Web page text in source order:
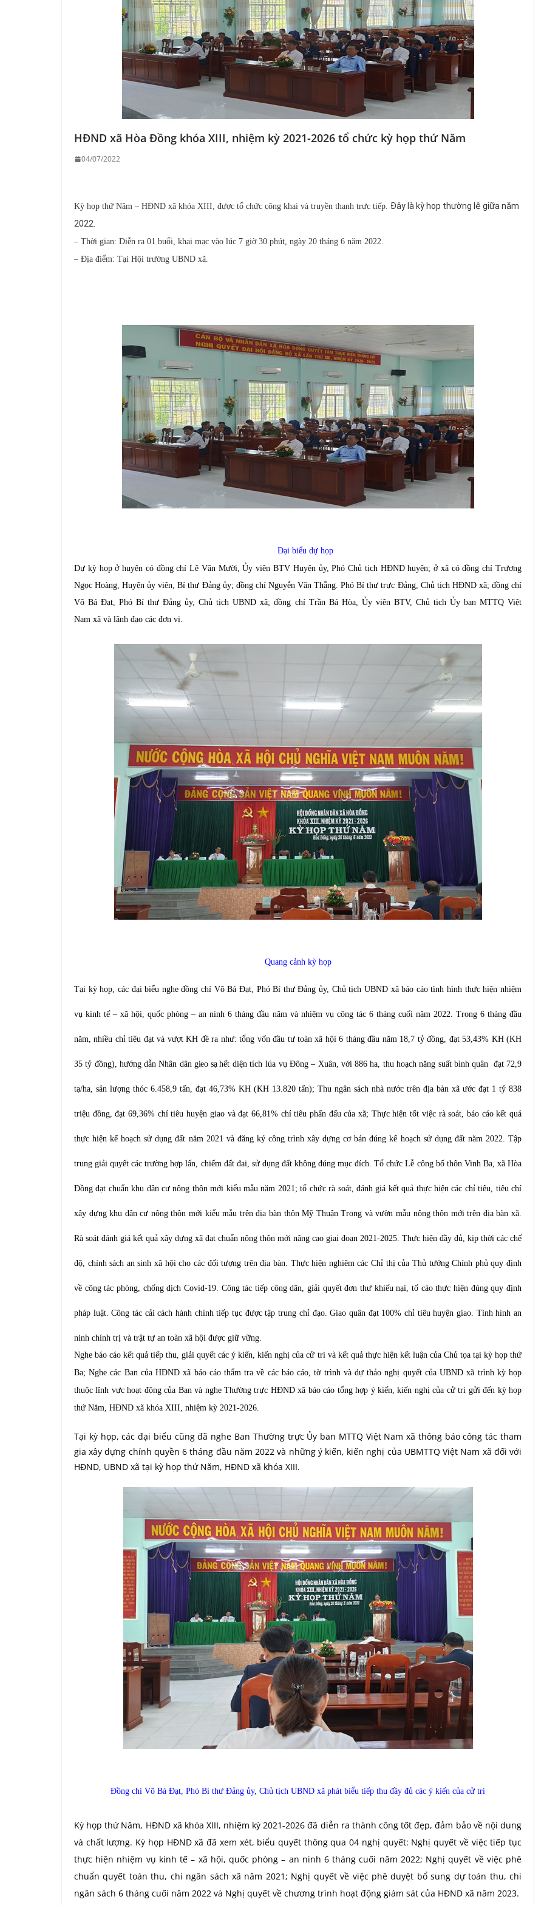
HĐND xã Hòa Đồng khóa XIII, nhiệm kỳ 2021-2026 tổ chức kỳ họp thứ Năm
04/07/2022
Kỳ họp thứ Năm – HĐND xã khóa XIII, được tổ chức công khai và truyền thanh trực tiếp. Đây là kỳ họp thường lệ giữa năm
2022.
– Thời gian: Diễn ra 01 buổi, khai mạc vào lúc 7 giờ 30 phút, ngày 20 tháng 6 năm 2022.
– Địa điểm: Tại Hội trường UBND xã.
Đại biểu dự họp
Dự kỳ họp ở huyện có đồng chí Lê Văn Mười, Ủy viên BTV Huyện ủy, Phó Chủ tịch HĐND huyện; ở xã có đồng chí Trương
Ngọc Hoàng, Huyện ủy viên, Bí thư Đảng ủy; đồng chí Nguyễn Văn Thắng. Phó Bí thư trực Đảng, Chủ tịch HĐND xã; đồng chí
Võ Bá Đạt, Phó Bí thư Đảng ủy, Chủ tịch UBND xã; đồng chí Trần Bá Hòa, Ủy viên BTV, Chủ tịch Ủy ban MTTQ Việt
Nam xã và lãnh đạo các đơn vị.
Quang cảnh kỳ họp
Tại kỳ họp, các đại biểu nghe đồng chí Võ Bá Đạt, Phó Bí thư Đảng ủy, Chủ tịch UBND xã báo cáo tình hình thực hiện nhiệm
vụ kinh tế – xã hội, quốc phòng – an ninh 6 tháng đầu năm và nhiệm vụ công tác 6 tháng cuối năm 2022. Trong 6 tháng đầu
năm, nhiều chỉ tiêu đạt và vượt KH đề ra như: tổng vốn đầu tư toàn xã hội 6 tháng đầu năm 18,7 tỷ đồng, đạt 53,43% KH (KH
35 tỷ đồng), hướng dẫn Nhân dângieo sạhết diện tích lúa vụ Đông – Xuân, với 886 ha, thu hoạch năng suất bình quân đạt 72,9
tạ/ha sản lượng thóc 6.458,9 tấn, đạt 46,73% KH (KH 13.820 tấn); Thu ngân sách nhà nước trên địa bàn xã ước đạt 1 tỷ 838
triệu đồng, đạt 69,36% chỉ tiêu huyện giao và đạt 66,81% chỉ tiêu phấn đấu của xã; Thực hiện tốt việc rà soát, báo cáo kết quả
thực hiện kế hoạch sử dụng đất năm 2021 và đăng ký công trình xây dựng cơ bản đúng kế hoạch sử dụng đất năm 2022. Tập
trung giải quyết các trường hợp lấn, chiếm đất đai, sử dụng đất không đúng mục đích. Tổ chức Lễ công bố thôn Vinh Ba, xã Hòa
Đồng đạt chuẩn khu dân cư nông thôn mới kiểu mẫu năm 2021; tổ chức rà soát, đánh giá kết quả thực hiện các chỉ tiêu, tiêu chí
xây dựng khu dân cư nông thôn mới kiểu mẫu trên địa bàn thôn Mỹ Thuận Trong và vườn mẫu nông thôn mới trên địa bàn xã.
Rà soát đánh giá kết quả xây dựng xã đạt chuẩn nông thôn mới nâng cao giai đoạn 2021-2025. Thực hiện đầy đủ, kịp thời các chế
độ, chính sách an sinh xã hội cho các đối tượng trên địa bàn . Thực hiện nghiêm các Chỉ thị của Thủ tướng Chính phủ quy định
về công tác phòng, chống dịch Covid-19. Công tác tiếp công dân, giải quyết đơn thư khiếu nại, tố cáo thực hiện đúng quy định
pháp luật. Công tác cải cách hành chính tiếp tục được tập trung chỉ đạo. Giao quân đạt 100% chỉ tiêu huyện giao. Tình hình an
ninh chính trị và trật tự an toàn xã hội được giữ vững.
Nghe báo cáo kết quả tiếp thu, giải quyết các ý kiến, kiến nghị của cử tri và kết quả thực hiện kết luận của Chủ tọa tại kỳ họp thứ
Ba; Nghe các Ban của HĐND xã báo cáo thẩm tra về các báo cáo, tờ trình và dự thảo nghị quyết của UBND xã trình kỳ họp
thuộc lĩnh vực hoạt động của Ban và nghe Thường trực HĐND xã báo cáo tổng hợp ý kiến, kiến nghị của cử tri gửi đến kỳ họp
thứ Năm, HĐND xã khóa XIII, nhiệm kỳ 2021-2026.
Tại kỳ họp, các đại biểu cũng đã nghe Ban Thường trực Ủy ban MTTQ Việt Nam xã thông báo công tác tham
gia xây dựng chính quyền 6 tháng đầu năm 2022 và những ý kiến, kiến nghị của UBMTTQ Việt Nam xã đối với
HĐND, UBND xã tại kỳ họp thứ Năm, HĐND xã khóa XIII.
Đồng chí Võ Bá Đạt, Phó Bí thư Đảng ủy, Chủ tịch UBND xã phát biểu tiếp thu đầy đủ các ý kiến của cử tri
Kỳ họp thứ Năm, HĐND xã khóa XIII, nhiệm kỳ 2021-2026 đã diễn ra thành công tốt đẹp, đảm bảo về nội dung
và chất lượng. Kỳ họp HĐND xã đã xem xét, biểu quyết thông qua 04 nghị quyết: Nghị quyết về việc tiếp tục
thực hiện nhiệm vụ kinh tế – xã hội, quốc phòng – an ninh 6 tháng cuối năm 2022; Nghị quyết về việc phê
chuẩn quyết toán thu, chi ngân sách xã năm 2021; Nghị quyết về việc phê duyệt bổ sung dự toán thu, chi
ngân sách 6 tháng cuối năm 2022 và Nghị quyết về chương trình hoạt động giám sát của HĐND xã năm 2023.